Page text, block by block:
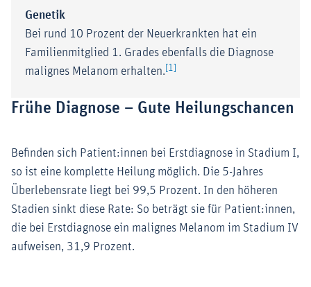
Genetik
Bei rund 10 Prozent der Neuerkrankten hat ein
Familienmitglied 1. Grades ebenfalls die Diagnose
malignes Melanom erhalten. [1]
Frühe Diagnose – Gute Heilungschancen
Befinden sich Patient:innen bei Erstdiagnose in Stadium I,
so ist eine komplette Heilung möglich. Die 5-Jahres
Überlebensrate liegt bei 99,5 Prozent. In den höheren
Stadien sinkt diese Rate: So beträgt sie für Patient:innen,
die bei Erstdiagnose ein malignes Melanom im Stadium IV
aufweisen, 31,9 Prozent.